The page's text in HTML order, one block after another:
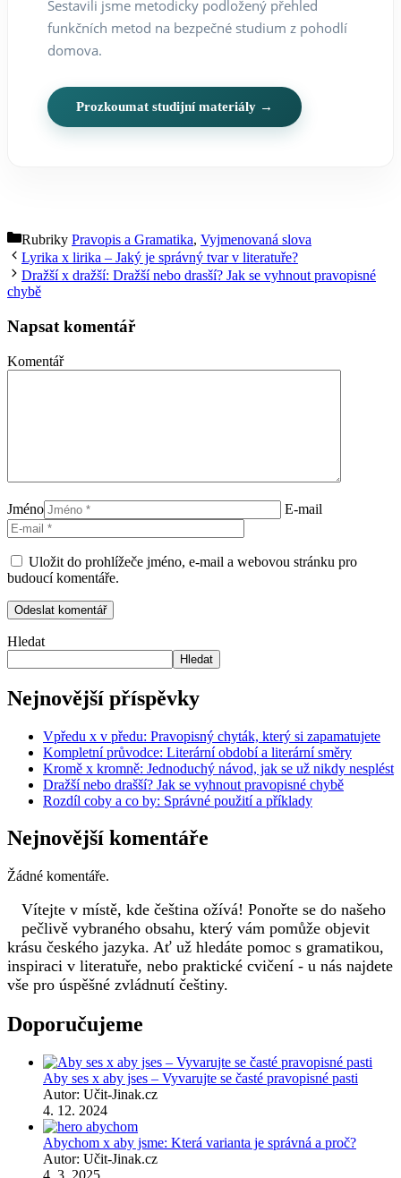
Sestavili jsme metodicky podložený přehled
funkčních metod na bezpečné studium z pohodlí
domova.
Prozkoumat studijní materiály →
Rubriky Pravopis a Gramatika, Vyjmenovaná slova
Lyrika x lirika – Jaký je správný tvar v literatuře?
Dražší x dražší: Dražší nebo drasší? Jak se vyhnout pravopisné
chybě
Napsat komentář
Komentář
Jméno E-mail
Uložit do prohlížeče jméno, e-mail a webovou stránku pro
budoucí komentáře.
Hledat
Hledat
Nejnovější příspěvky
Vpředu x v předu: Pravopisný chyták, který si zapamatujete
Kompletní průvodce: Literární období a literární směry
Kromě x kromně: Jednoduchý návod, jak se už nikdy nesplést
Dražší nebo drašší? Jak se vyhnout pravopisné chybě
Rozdíl coby a co by: Správné použití a příklady
Nejnovější komentáře
Žádné komentáře.
Vítejte v místě, kde čeština ožívá! Ponořte se do našeho
pečlivě vybraného obsahu, který vám pomůže objevit
krásu českého jazyka. Ať už hledáte pomoc s gramatikou,
inspiraci v literatuře, nebo praktické cvičení - u nás najdete
vše pro úspěšné zvládnutí češtiny.
Doporučujeme
Aby ses x aby jses – Vyvarujte se časté pravopisné pasti
Autor: Učit-Jinak.cz
4. 12. 2024
Abychom x aby jsme: Která varianta je správná a proč?
Autor: Učit-Jinak.cz